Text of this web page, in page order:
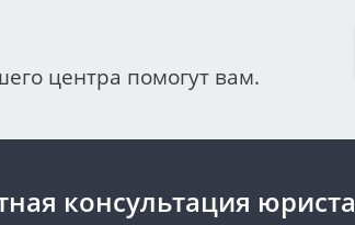
центра помогут вам.
консультация юриста